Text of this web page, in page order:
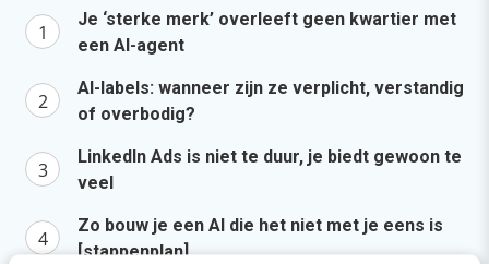
Je ‘sterke merk’ overleeft geen kwartier met
een AI-agent
AI-labels: wanneer zijn ze verplicht, verstandig
of overbodig?
LinkedIn Ads is niet te duur, je biedt gewoon te
veel
Zo bouw je een AI die het niet met je eens is
[stappenplan]